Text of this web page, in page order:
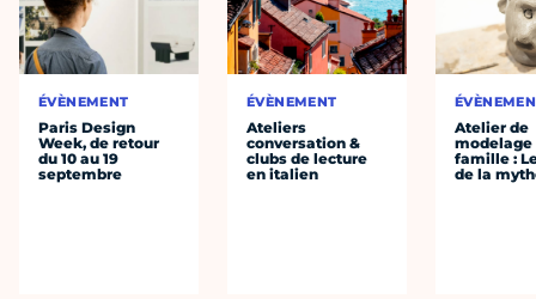
ÉVÈNEMENT
Paris Design
Week, de retour
du 10 au 19
septembre
ÉVÈNEMENT
Ateliers
conversation &
clubs de lecture
en italien
Atelier de
modelage
famille :
de la